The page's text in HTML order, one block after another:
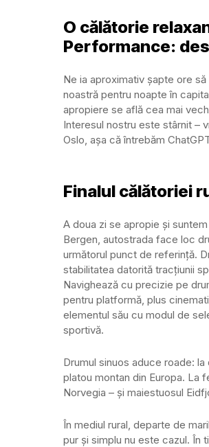
O călătorie
Performance:
Ne ia aproximativ șapte ore
noastră pentru noapte în
apropiere se află cea mai
Interesul nostru este stârnit –
Oslo, așa că întrebăm
Finalul călătoriei
A doua zi se apropie și
Bergen, autostrada face loc
următorul punct de referință.
stabilitatea datorită tracțiunii
Navighează cu precizie pe
pentru platformă, plus
elementul său cu modul de
sportivă.
Drumul sinuos aduce roade:
platou montan din Europa. La
Norvegia – și maiestuosul
În mediul rural, departe de
pur și simplu nu este cazul. În